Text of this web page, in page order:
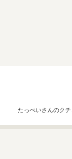
たっぺいさんのク